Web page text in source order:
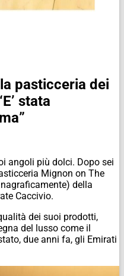
pasticceria dei
stata
angoli più dolci. Dopo sei
Mignon on The
della
Caccivio.
dei suoi prodotti,
del lusso come il
due anni fa, gli Emirati